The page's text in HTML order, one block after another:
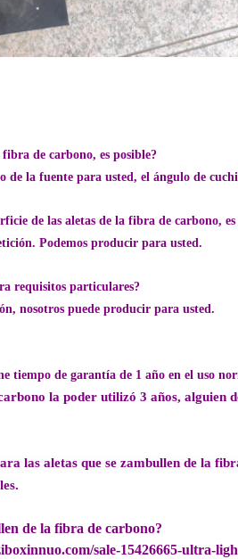
de carbono, es posible?
de la fuente para usted, el ángulo de
de las aletas de la fibra de carbono, es
Podemos producir para usted.
requisitos particulares?
nosotros puede producir para usted.
tiempo de garantía de 1 año en el uso
la poder utilizó 3 años, alguien
las aletas que se zambullen de la
de la fibra de carbono?
sale-15426665-ultra-